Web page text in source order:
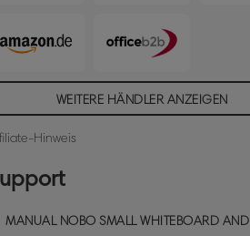
WEITERE HÄNDLER ANZEIGEN
Hinweis
MANUAL NOBO SMALL WHITEBOARD AND